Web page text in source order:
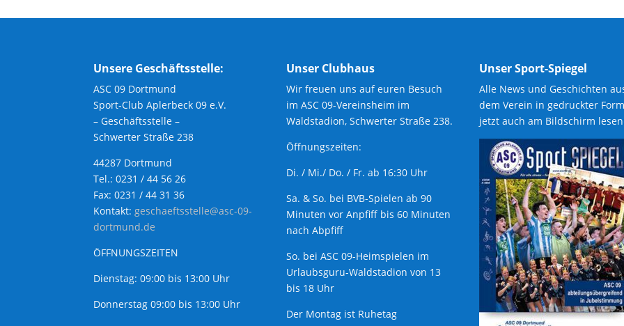
Unsere Geschäftsstelle:
ASC 09 Dortmund
Sport-Club Aplerbeck 09 e.V.
– Geschäftsstelle –
Schwerter Straße 238
44287 Dortmund
Tel.: 0231 / 44 56 26
Fax: 0231 / 44 31 36
Kontakt:geschaeftsstelle@asc-09-
dortmund.de
ÖFFNUNGSZEITEN
Dienstag: 09:00 bis 13:00 Uhr
Donnerstag 09:00 bis 13:00 Uhr
Unser Clubhaus
Wir freuen uns auf euren Besuch
im ASC 09-Vereinsheim im
Waldstadion, Schwerter Straße 238.
Öffnungszeiten:
Di. / Mi./ Do. / Fr. ab 16:30 Uhr
Sa. & So. bei BVB-Spielen ab 90
Minuten vor Anpfiff bis 60 Minuten
nach Abpfiff
So. bei ASC 09-Heimspielen im
Urlaubsguru-Waldstadion von 13
bis 18 Uhr
Der Montag ist Ruhetag
Unser Sport-Spiegel
Alle News und Geschichten
dem Verein in gedruckter
jetzt auch am Bildschirm